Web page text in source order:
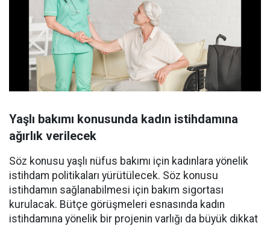
Yaşlı bakımı konusunda kadın istihdamına
ağırlık verilecek
Söz konusu yaşlı nüfus bakımı için kadınlara yönelik
istihdam politikaları yürütülecek. Söz konusu
istihdamın sağlanabilmesi için bakım sigortası
kurulacak. Bütçe görüşmeleri esnasında kadın
istihdamına yönelik bir projenin varlığı da büyük dikkat